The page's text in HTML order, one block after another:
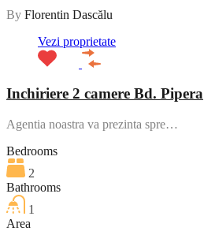
By Florentin Dascălu
Vezi proprietate
Inchiriere 2 camere Bd. Pipera
Agentia noastra va prezinta spre…
Bedrooms
2
Bathrooms
1
Area